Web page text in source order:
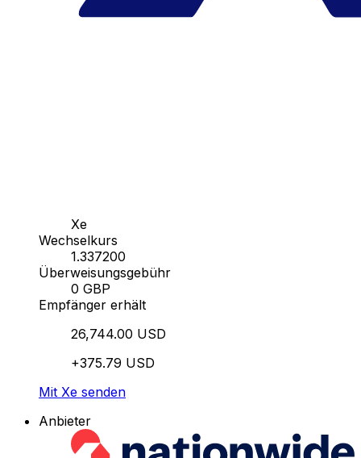
Xe
Wechselkurs
1.337200
Überweisungsgebühr
0 GBP
Empfänger erhält
26,744.00 USD
+375.79 USD
Mit Xe senden
Anbieter